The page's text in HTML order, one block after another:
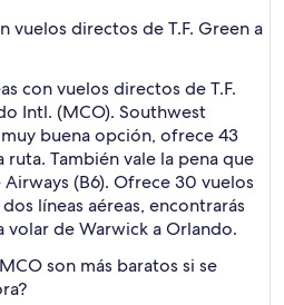
vuelos directos de T.F. Green a
con vuelos directos de T.F.
Intl. (MCO). Southwest
buena opción, ofrece 43
ruta. También vale la pena que
(B6). Ofrece 30 vuelos
líneas aéreas, encontrarás
de Warwick a Orlando.
son más baratos si se